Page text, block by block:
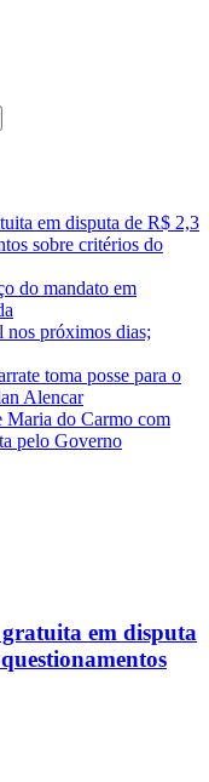
em disputa de R$ 2,3
sobre critérios do
do mandato em
nos próximos dias;
toma posse para o
Alencar
Maria do Carmo com
pelo Governo
em disputa